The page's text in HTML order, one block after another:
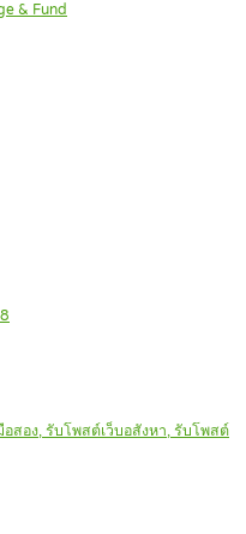
& Fund
สอง, รับโพสต์เว็บอสังหา, รับโพสต์